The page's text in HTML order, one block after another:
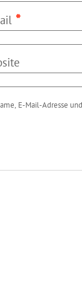
*
E-Mail-Adresse